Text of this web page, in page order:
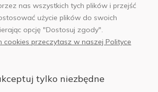
+48 797 971 275
nas wszystkich tych plików i przejść
użycie plików do swoich
opcję "Dostosuj zgody".
cookies przeczytasz w naszej Polityce
tylko niezbędne